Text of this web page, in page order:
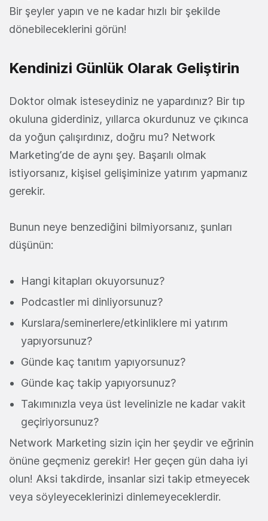
Bir şeyler yapın ve ne kadar hızlı bir şekilde
dönebileceklerini görün!
Kendinizi Günlük Olarak Geliştirin
Doktor olmak isteseydiniz ne yapardınız? Bir tıp
okuluna giderdiniz, yıllarca okurdunuz ve çıkınca
da yoğun çalışırdınız, doğru mu? Network
Marketing’de de aynı şey. Başarılı olmak
istiyorsanız, kişisel gelişiminize yatırım yapmanız
gerekir.
Bunun neye benzediğini bilmiyorsanız, şunları
düşünün:
Hangi kitapları okuyorsunuz?
Podcastler mi dinliyorsunuz?
Kurslara/seminerlere/etkinliklere mi yatırım
yapıyorsunuz?
Günde kaç tanıtım yapıyorsunuz?
Günde kaç takip yapıyorsunuz?
Takımınızla veya üst levelinizle ne kadar vakit
geçiriyorsunuz?
Network Marketing sizin için her şeydir ve eğrinin
önüne geçmeniz gerekir! Her geçen gün daha iyi
olun! Aksi takdirde, insanlar sizi takip etmeyecek
veya söyleyeceklerinizi dinlemeyeceklerdir.